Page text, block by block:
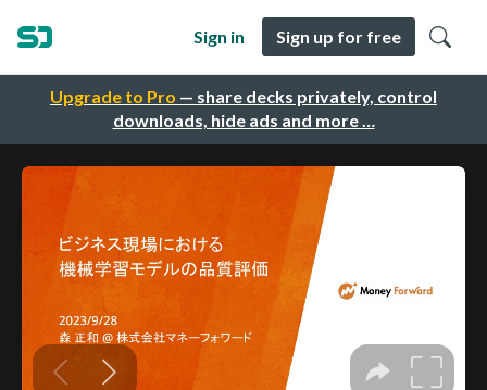
Upgrade to Pro — share decks privately, control
downloads, hide ads and more …
Sign in Sign up for free